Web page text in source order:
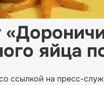
яйца
ссылкой на пресс-